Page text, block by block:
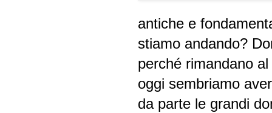
antiche e
stiamo andando?
perché rimandano
oggi sembriamo
da parte le grandi